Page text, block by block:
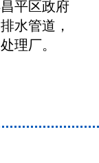
平区政府
水管道，
理厂。